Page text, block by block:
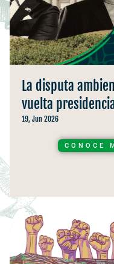
La disputa
vuelta
19, Jun 2026
CONOCE